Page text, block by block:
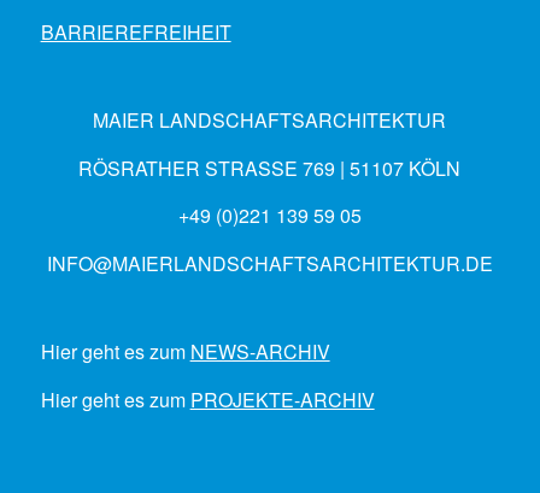
BARRIEREFREIHEIT
MAIER LANDSCHAFTSARCHITEKTUR
RÖSRATHER STRASSE 769 | 51107 KÖLN
+49 (0)221 139 59 05
INFO@MAIERLANDSCHAFTSARCHITEKTUR.DE
Hier geht es zum NEWS-ARCHIV
Hier geht es zum PROJEKTE-ARCHIV